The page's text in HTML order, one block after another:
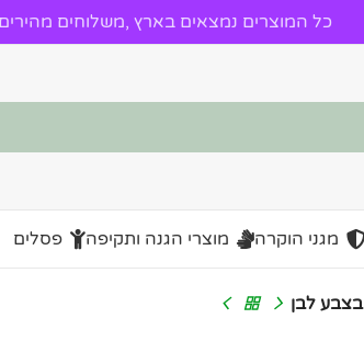
כל המוצרים נמצאים בארץ ,משלוחים
מגני הוקרה מוצרי הגנה ותקיפה פסלים